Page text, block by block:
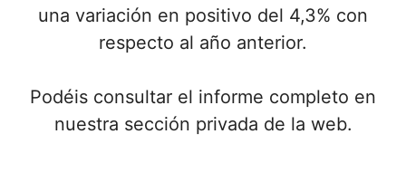
una variación en positivo del 4,3% con
respecto al año anterior.
Podéis consultar el informe completo en
nuestra sección privada de la web.